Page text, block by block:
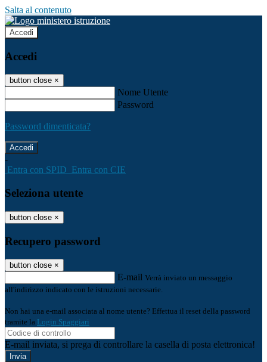
Salta al contenuto
Accedi
Accedi
button close ×
Nome Utente
Password
Password dimenticata?
-
Entra con SPID Entra con CIE
Seleziona utente
button close ×
Recupero password
button close ×
E-mail Verrà inviato un messaggio
all'indirizzo indicato con le istruzioni necessarie.
Non hai una e-mail associata al nome utente? Effettua il reset della password
tramite la Login Spaggiari
E-mail inviata, si prega di controllare la casella di posta elettronica!